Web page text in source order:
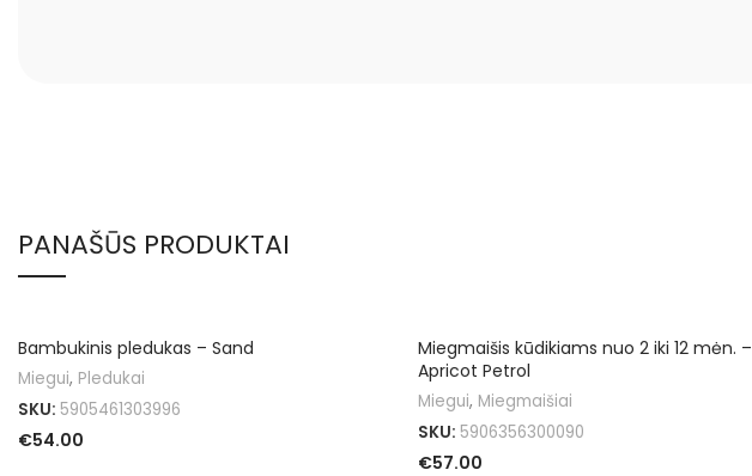
PANAŠŪS PRODUKTAI
IŠPARDUOTA
Bambukinis pledukas – Sand
Miegui, Pledukai
SKU: 5905461303996
€54.00
Miegmaišis kūdikiams nuo 2 iki 12 mėn. –
Apricot Petrol
Miegui, Miegmaišiai
SKU: 5906356300090
€57.00